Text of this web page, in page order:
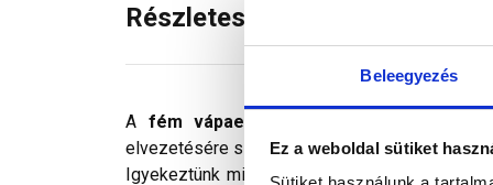
Beleegyezés
Ez a weboldal sütiket
Részletes leírás
A fém vápaelem
a tetőszakaszok
elvezetésére szolgáló elem. A fedéshez
Igyekeztünk minden technikailag lehetséges